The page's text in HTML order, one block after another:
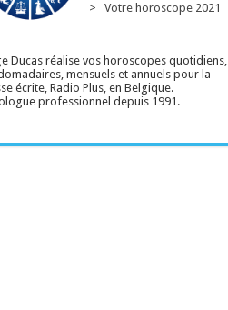
> Votre horoscope 2021
Ducas réalise vos horoscopes quotidiens,
mensuels et annuels pour la
écrite, Radio Plus, en Belgique.
professionnel depuis 1991.